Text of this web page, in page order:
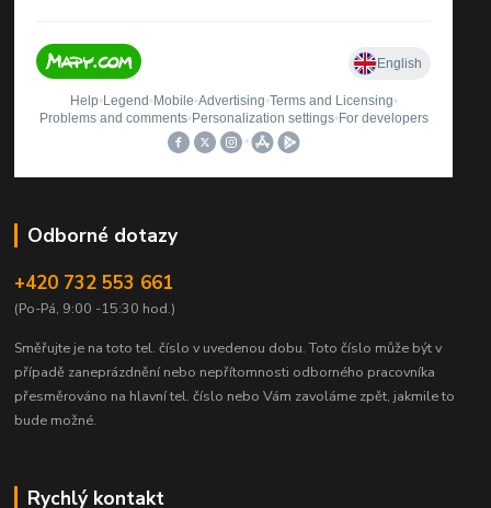
Odborné dotazy
+420 732 553 661
(Po-Pá, 9:00 -15:30 hod.)
Směřujte je na toto tel. číslo v uvedenou dobu. Toto číslo může být v
případě zaneprázdnění nebo nepřítomnosti odborného pracovníka
přesměrováno na hlavní tel. číslo nebo Vám zavoláme zpět, jakmile to
bude možné.
Rychlý kontakt